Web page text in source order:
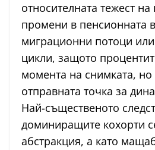
относителната тежест
промени в пенсионната
миграционни потоци
цикли, защото
момента на снимката, но
отправната точка за
Най-същественото
доминиращите кохорти
абстракция, а като